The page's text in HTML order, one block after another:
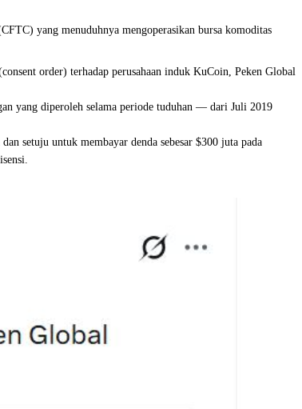
yang menuduhnya mengoperasikan bursa komoditas
order) terhadap perusahaan induk KuCoin, Peken Global
yang diperoleh selama periode tuduhan — dari Juli 2019
setuju untuk membayar denda sebesar $300 juta pada